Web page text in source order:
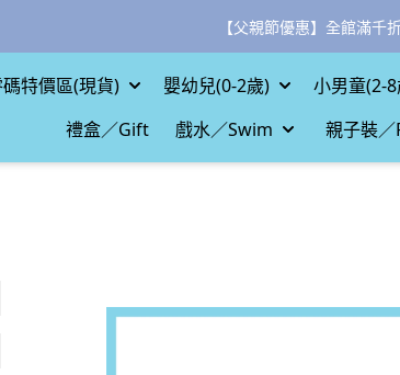
【父親節優惠】全館滿千
特價區(現貨) 嬰幼兒(0-2歲) 小男童(2-
禮盒／Gift
戲水／Swim 親子裝